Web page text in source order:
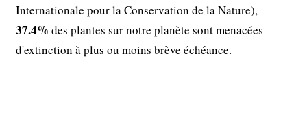
Internationale pour la Conservation de la Nature),
37.4% des plantes sur notre planète sont menacées
d'extinction à plus ou moins brève échéance.